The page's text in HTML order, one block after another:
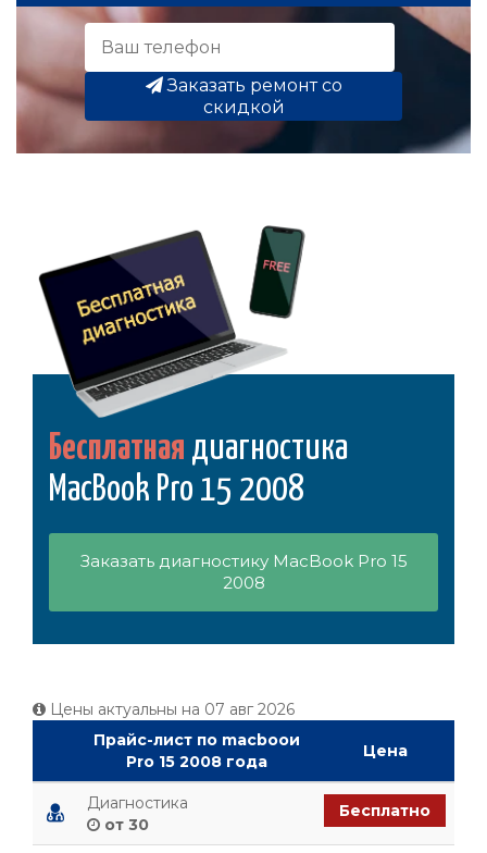
Заказать ремонт со
скидкой
Бесплатная диагностика
MacBook Pro 15 2008
Заказать диагностику MacBook Pro 15
2008
Цены актуальны на 07 авг 2026
Прайс-лист по macbooи
Pro 15 2008 года
Цена
Диагностика
от 30
Бесплатно